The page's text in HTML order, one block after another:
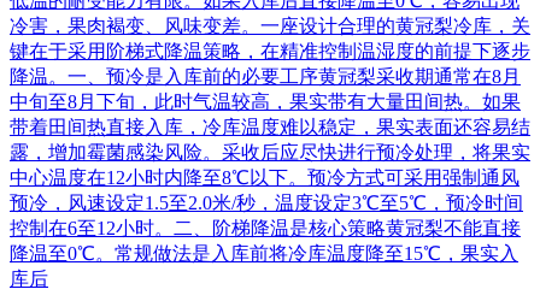
冷害，果肉褐变、风味变差。一座设计合理的黄冠梨冷库，关
键在于采用阶梯式降温策略，在精准控制温湿度的前提下逐步
降温。一、预冷是入库前的必要工序黄冠梨采收期通常在8月
中旬至8月下旬，此时气温较高，果实带有大量田间热。如果
带着田间热直接入库，冷库温度难以稳定，果实表面还容易结
露，增加霉菌感染风险。采收后应尽快进行预冷处理，将果实
中心温度在12小时内降至8℃以下。预冷方式可采用强制通风
预冷，风速设定1.5至2.0米/秒，温度设定3℃至5℃，预冷时间
控制在6至12小时。二、阶梯降温是核心策略黄冠梨不能直接
降温至0℃。常规做法是入库前将冷库温度降至15℃，果实入
库后